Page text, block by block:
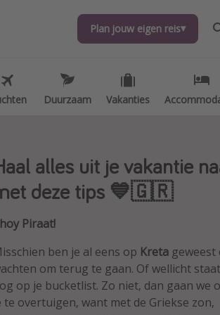
Plan jouw eigen reis
Duurzaam Vakanties
Plan jouw eigen reis
Duurzaam Vakanties
alles uit je vakantie
deze tips 💙🇬🇷
Piraat!
ben je al eens op Kreta
om terug te gaan. Of wellicht
op je bucketlist. Zo niet, dan gaan we
te overtuigen, want met de Griekse zon,